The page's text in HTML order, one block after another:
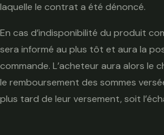
laquelle le contrat a été dénoncé.
En cas d’indisponibilité du produit
sera informé au plus tôt et aura la
commande. L’acheteur aura alors le
le remboursement des sommes
plus tard de leur versement, soit